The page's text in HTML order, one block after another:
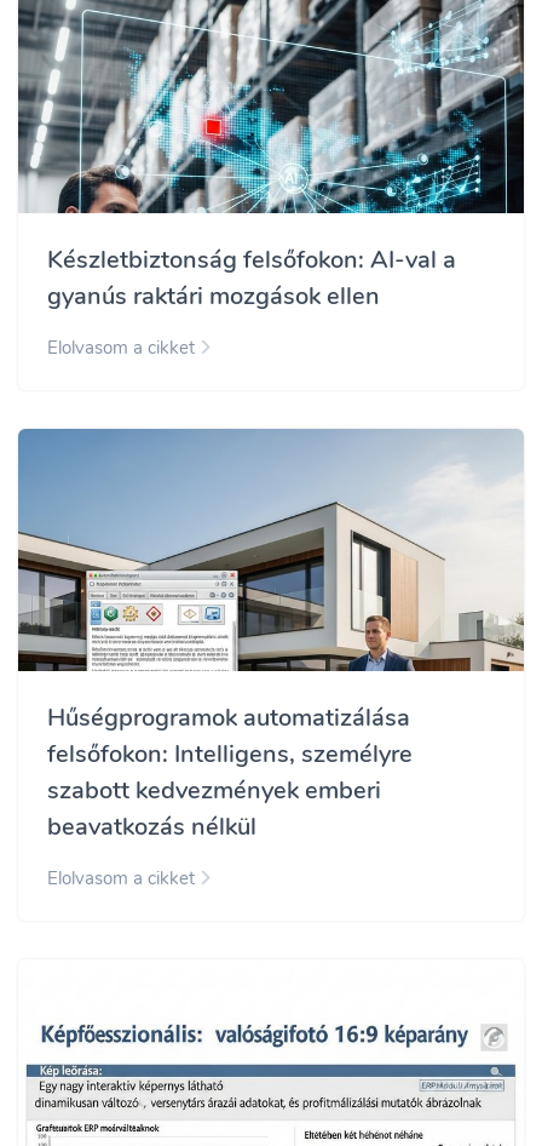
Készletbiztonság felsőfokon: AI-val a
gyanús raktári mozgások ellen
Elolvasom a cikket
Hűségprogramok automatizálása
felsőfokon: Intelligens, személyre
szabott kedvezmények emberi
beavatkozás nélkül
Elolvasom a cikket